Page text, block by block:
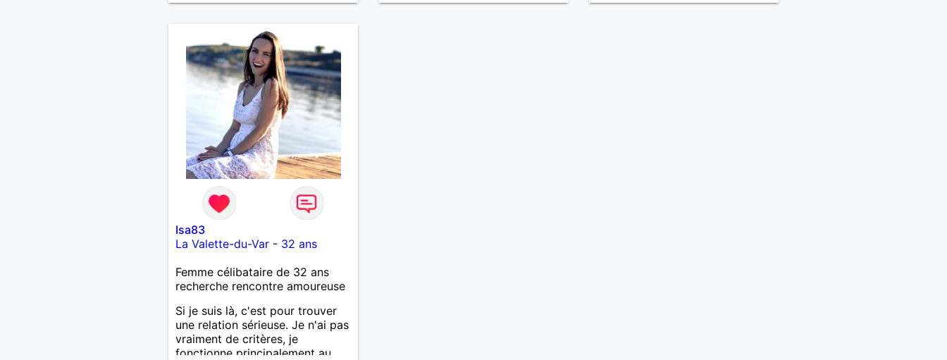
Isa83
La Valette-du-Var- 32 ans
Femme célibataire de 32 ans
recherche rencontre amoureuse
Si je suis là, c'est pour trouver
une relation sérieuse. Je n'ai pas
vraiment de critères, je
fonctionne principalement au